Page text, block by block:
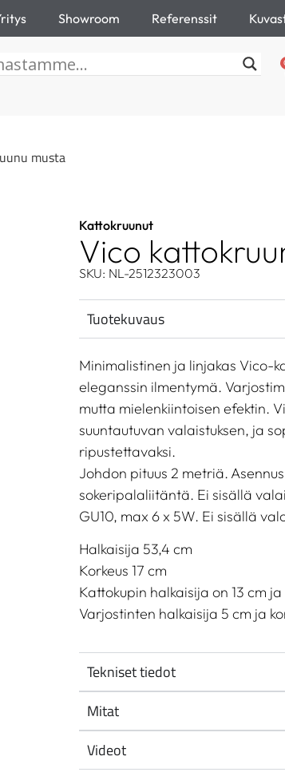
Showroom Referenssit
musta
Kattokruunut
Vico
SKU: NL-2512323003
Tuotekuvaus
Minimalistinen ja linjakas Vico-
eleganssin ilmentymä.
mutta mielenkiintoisen efektin.
suuntautuvan valaistuksen, ja
ripustettavaksi.
Johdon pituus 2 metriä.
sokeripalaliitäntä. Ei sisällä
GU10, max 6 x 5W. Ei sisällä
Halkaisija 53,4 cm
Korkeus 17 cm
Kattokupin halkaisija on 13 cm ja
Varjostinten halkaisija 5 cm ja
Tekniset tiedot
Mitat
Videot